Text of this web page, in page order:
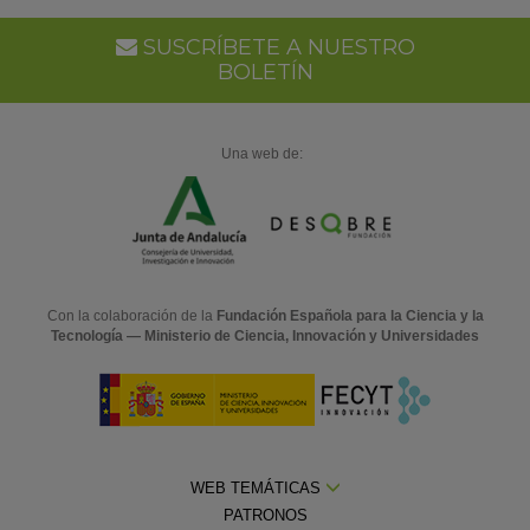
SUSCRÍBETE A NUESTRO
BOLETÍN
Una web de:
Con la colaboración de la Fundación Española para la Ciencia y la
Tecnología — Ministerio de Ciencia, Innovación y Universidades
WEB TEMÁTICAS
PATRONOS